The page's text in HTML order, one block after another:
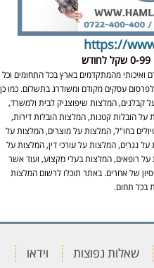
https://
0-99 שקל לחודש
מהמתקדמים בארץ בכל התחומים וכל
עסקים מקודם ומשודרג בתשלום. כמו כן
קבלנים, המלצות שיפוצניק לבית ולמשרד,
על הובלות קטנות, המלצות הובלות דירות,
בחו"ל, המלצות על מוצרים, המלצות על
נגרים, המלצות על עורכי דין, המלצות על
רופאים, המלצות בעלי מקצוע, ועוד אשר
של אחרים. באתר תוכלו לרשום המלצות
בכל תחום.
שאלות נפוצות
וידאו